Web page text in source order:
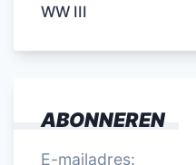
WW III
ABONNEREN
E-mailadres: